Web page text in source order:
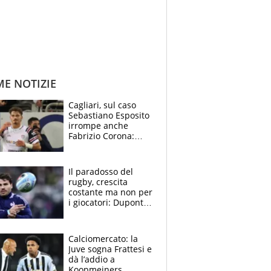
NOTIZIE
Cagliari, sul caso
Sebastiano Esposito
irrompe anche
Fabrizio Corona:
prove”
Il paradosso del
rugby, crescita
costante ma non per
i giocatori: Dupont
solo 1,4 milioni
all'anno
Calciomercato: la
Juve sogna Frattesi e
dà l’addio a